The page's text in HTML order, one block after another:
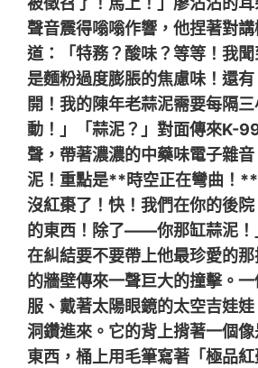
聲音震得嗡嗡作響，他捏著對
道：「特務？酸味？等等！我聞
是麵粉過度膨脹的焦慮味！還
開！我的陳年老蒜泥需要每隔
動！」「蒜泥？」對面傳來K-
聲，帶著濃濃的中藥味電子雜
泥！重點是**時空正在彎曲！
沒紅棗了！快！我們在你的後
的東西！除了——你那缸蒜泥！
在糾結要不要帶上他最珍愛的
的牆壁傳來一聲巨大的撞擊。
服、戴著太陽眼鏡的太空吉娃
洞鑽進來。它的背上揹著一個
東西，桶上用毛筆寫著「極品紅